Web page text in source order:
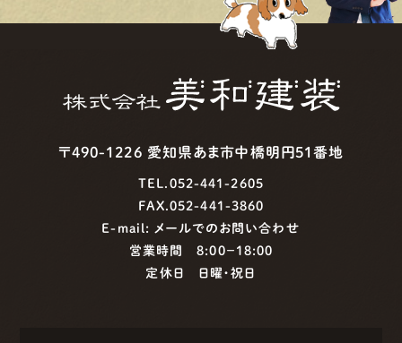
〒490-1226 愛知県あま市中橋明円51番地
TEL.052-441-2605
FAX.052-441-3860
E-mail: メールでのお問い合わせ
営業時間 8:00−18:00
定休日 日曜・祝日